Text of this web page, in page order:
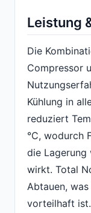
Leistung
Die
Compressor
Kühlung in
reduziert
°C, wodurch
die Lagerung
wirkt. Total
Abtauen,
vorteilhaft